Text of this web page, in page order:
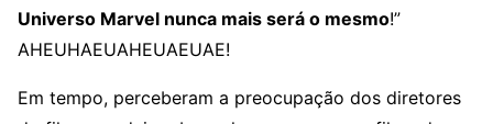
Universo Marvel nunca mais será o mesmo!”
AHEUHAEUAHEUAEUAE!
Em tempo, perceberam a preocupação dos diretores